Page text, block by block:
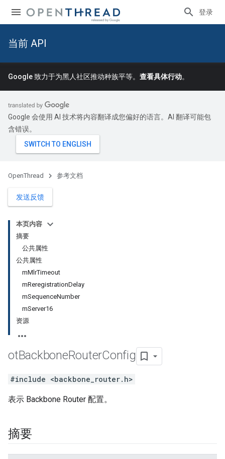
登录
当前 API
Google 致力于为黑人社区推动种族平等。 查看具体行动。
Google 会使用 AI 技术将内容翻译成您偏好的语言。AI 翻译可能包
含错误。
OpenThread 参考文档
发送反馈
本页内容
摘要
公共属性
公共属性
mMlrTimeout
mReregistrationDelay
mSequenceNumber
mServer16
资源
otBackboneRouterConfig
#include <backbone_router.h>
表示 Backbone Router 配置。
摘要